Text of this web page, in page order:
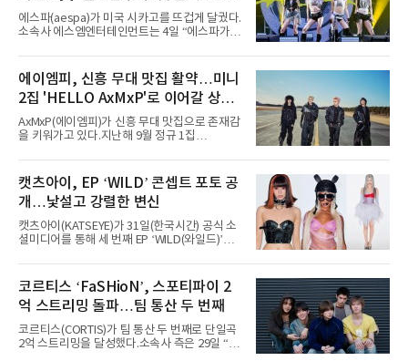
증명한 존재감
에스파(aespa)가 미국 시카고를 뜨겁게 달궜다.
소속사 에스엠엔터테인먼트는 4일 “에스파가
서 열린 ‘롤라팔루자 시카고’(Lollapalooza
Chicago)의 알리안츠 스테이지에 올랐다”며
“총 14곡으로 구성된 세트리스트를 선사, 데뷔 7
년 차다운 노련한 무대 매너와 파워풀한 에너지
로 현장의 분위기를 압도했다”고 밝혔다.1991
년 시작된 ‘롤라팔루자’는 8개 스테이지, 170여
팀의 아티스트와 40만 명 이상의 관객이 운집하
코르티스 등 K팝 스타들이 출연진 명단에 이름
을 올렸다.이날 에스파는
에이엠피, 신흥 무대 맛집 활약…미니
2집 'HELLO AxMxP'로 이어갈 상승
세
AxMxP(에이엠피)가 신흥 무대 맛집으로 존재감
을 키워가고 있다.지난해 9월 정규 1집
AxMxP는 데뷔 전부터 버스킹과 각종 페스티벌,
공연 무대에 오르며 실전 경험을 쌓아왔다.이들
은 소속사 패밀리 콘서트를 비롯해 '뷰티풀 민트
라이프 2025', '2025 부산국제록페스티벌' 등 대
형 무대에 잇달아 출연해 당찬 에너지와 풋풋한
매력으로 음악팬들의 눈도장을 찍었다.이후
AxMxP는 '카운트다운 판타지 2025-2026',
정적인 실력을 입증했고, 올해 '2026 어썸뮤직
페스티벌', '뷰티풀 민트 라이프 2026', '2026
캣츠아이, EP ‘WILD’ 콘셉트 포토 공
개…낯설고 강렬한 변신
캣츠아이(KATSEYE)가 31일(한국시간) 공식 소
셜미디어를 통해 세 번째 EP ‘WILD(와일드)’의
heart(와일드 하트)’라는 제목이 붙은 콘셉트 포
토에는 멤버들의 본능적이고 야성적인 면모가
강렬하게 담겼다. 짙은 아이섀도와 푸른빛·금빛·
붉은빛의 컬러 렌즈가 비현실적인 분위기를 자
아내고, 여러 원색이 불규칙하게 뒤섞인 멀티컬
러 헤어와 과감한 블루·블랙 립 메이크업이 낯설
고도 매혹적인 비주얼을 완성했다.스타일링 역
코르티스 ‘FaSHioN’, 스포티파이 2
억 스트리밍 돌파…팀 통산 두 번째
코르티스(CORTIS)가 팀 통산 두 번째로 단일곡
2억 스트리밍을 달성했다.소속사 측은 29일 “코